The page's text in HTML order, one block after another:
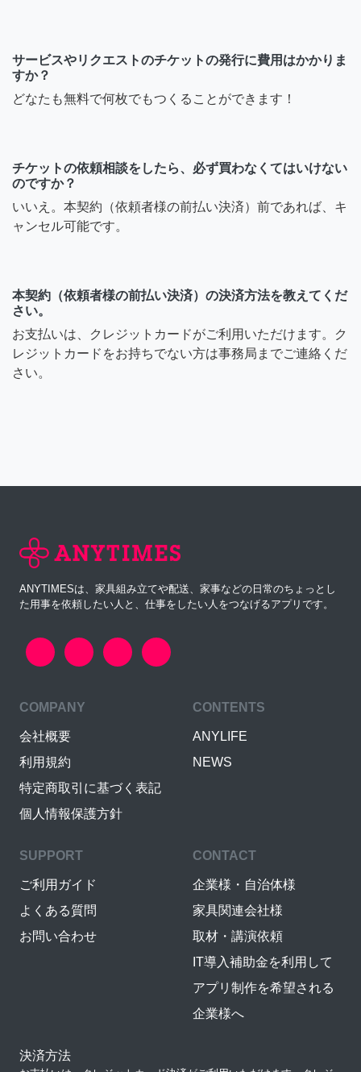
サービスやリクエストのチケットの発行に費用はかかりま
すか？
どなたも無料で何枚でもつくることができます！
チケットの依頼相談をしたら、必ず買わなくてはいけない
のですか？
いいえ。本契約（依頼者様の前払い決済）前であれば、キ
ャンセル可能です。
本契約（依頼者様の前払い決済）の決済方法を教えてくだ
さい。
お支払いは、クレジットカードがご利用いただけます。ク
レジットカードをお持ちでない方は事務局までご連絡くだ
さい。
ANYTIMESは、家具組み立てや配送、家事などの日常のちょっとし
た用事を依頼したい人と、仕事をしたい人をつなげるアプリです。
COMPANY
会社概要
利用規約
特定商取引に基づく表記
個人情報保護方針
CONTENTS
ANYLIFE
NEWS
SUPPORT
ご利用ガイド
よくある質問
お問い合わせ
CONTACT
企業様・自治体様
家具関連会社様
取材・講演依頼
IT導入補助金を利用して
アプリ制作を希望される
企業様へ
決済方法